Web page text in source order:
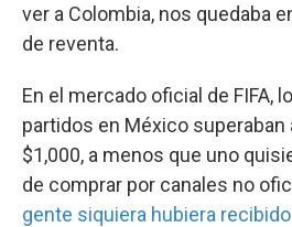
ver a Colombia, nos quedaba
de reventa.
En el mercado oficial de FIFA,
partidos en México
$1,000, a menos que uno
de comprar por canales no
gente siquiera hubiera